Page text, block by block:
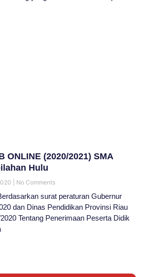
ONLINE (2020/2021) SMA
Hulu
No Comments
surat peraturan Gubernur
dan Dinas Pendidikan Provinsi Riau
Tentang Penerimaan Peserta Didik